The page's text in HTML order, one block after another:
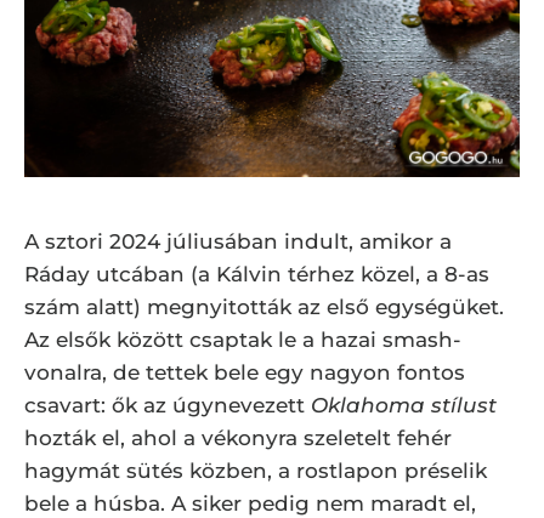
A sztori 2024 júliusában indult, amikor a
Ráday utcában (a Kálvin térhez közel, a 8-as
szám alatt) megnyitották az első egységüket.
Az elsők között csaptak le a hazai smash-
vonalra, de tettek bele egy nagyon fontos
csavart: ők az úgynevezett Oklahoma stílust
hozták el, ahol a vékonyra szeletelt fehér
hagymát sütés közben, a rostlapon préselik
bele a húsba. A siker pedig nem maradt el,